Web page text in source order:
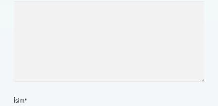
İsim*